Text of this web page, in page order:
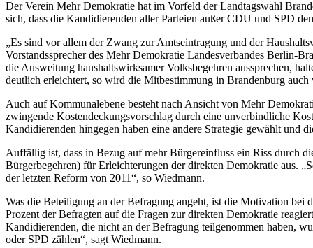
Der Verein Mehr Demokratie hat im Vorfeld der Landtagswahl
sich, dass die Kandidierenden aller Parteien außer CDU und SPD
„Es sind vor allem der Zwang zur Amtseintragung und der
Vorstandssprecher des Mehr Demokratie Landesverbandes Berlin-
die Ausweitung haushaltswirksamer Volksbegehren aussprechen,
deutlich erleichtert, so wird die Mitbestimmung in Brandenburg
Auch auf Kommunalebene besteht nach Ansicht von Mehr
zwingende Kostendeckungsvorschlag durch eine unverbindliche
Kandidierenden hingegen haben eine andere Strategie gewählt und
Auffällig ist, dass in Bezug auf mehr Bürgereinfluss ein Riss durch
Bürgerbegehren) für Erleichterungen der direkten Demokratie aus.
der letzten Reform von 2011“, so Wiedmann.
Was die Beteiligung an der Befragung angeht, ist die Motivation bei
Prozent der Befragten auf die Fragen zur direkten Demokratie
Kandidierenden, die nicht an der Befragung teilgenommen haben,
oder SPD zählen“, sagt Wiedmann.